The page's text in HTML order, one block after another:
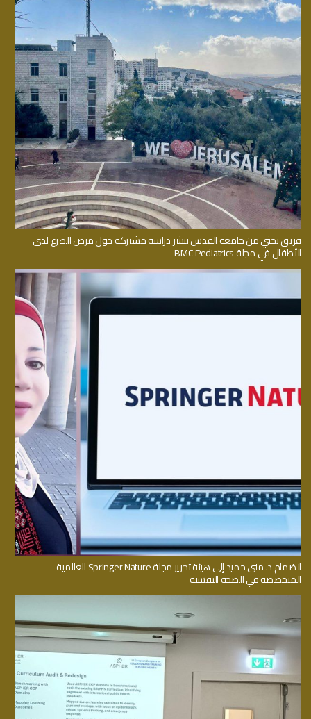
فريق بحثي من جامعة القدس ينشر دراسة مشتركة حول مرض الصرع لدى
الأطفال في مجلة BMC Pediatrics
انضمام د. منى حميد إلى هيئة تحرير مجلة Springer Nature العالمية
المتخصصة في الصحة النفسية